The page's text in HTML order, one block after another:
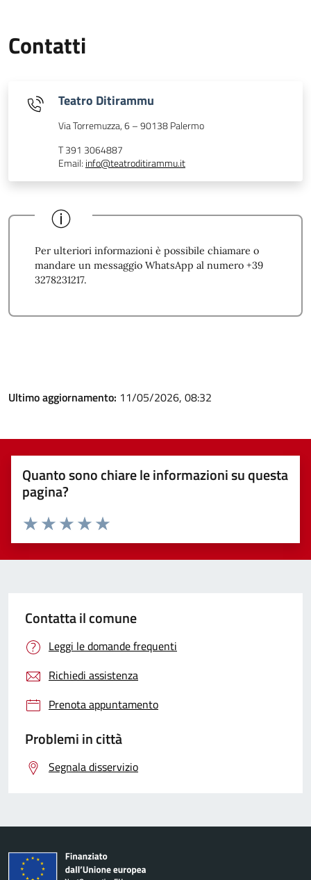
Contatti
Teatro Ditirammu
Via Torremuzza, 6 – 90138 Palermo
T 391 3064887
Email: info@teatroditirammu.it
Per ulteriori informazioni è possibile chiamare o
mandare un messaggio WhatsApp al numero +39
3278231217.
Ultimo aggiornamento: 11/05/2026, 08:32
Quanto sono chiare le informazioni su questa
pagina?
Valuta 5 stelle su 5
Valuta 4 stelle su 5
Valuta 3 stelle su 5
Valuta 2 stelle su 5
Valuta 1 stelle su 5
Contatta il comune
Leggi le domande frequenti
Richiedi assistenza
Prenota appuntamento
Problemi in città
Segnala disservizio